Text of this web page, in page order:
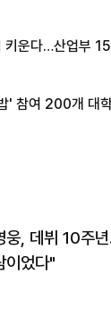
키운다…산업부
' 참여 200개 대
웅, 데뷔 10주
이었다"